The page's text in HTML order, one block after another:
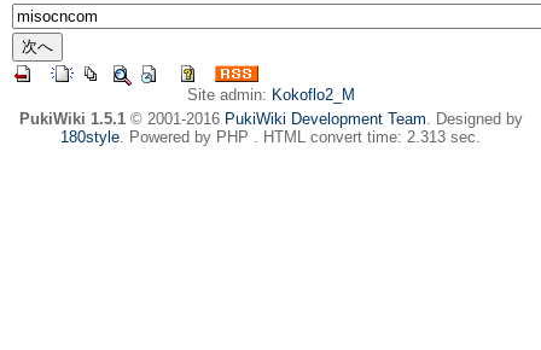
Site admin: Kokoflo2_M
PukiWiki 1.5.1© 2001-2016 PukiWiki Development Team. Designed by
180style. Powered by PHP . HTML convert time: 2.313 sec.